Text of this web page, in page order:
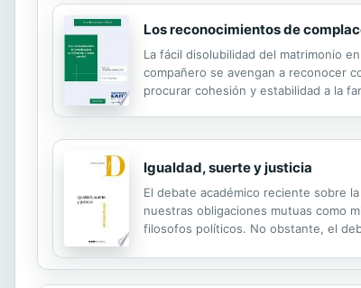
Los reconocimientos de
La fácil disolubilidad del matrimonio
compañero se avengan a reconocer
procurar cohesión y estabilidad a la
Igualdad, suerte y justicia
El debate académico reciente sobre
nuestras obligaciones mutuas como
filosofos políticos. No obstante, el